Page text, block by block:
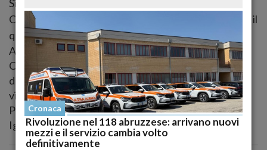
Si terrà sabato 21 marzo alle ore 9.30 presso l’Hotel
Canadian, strada statale 17 località Casermette (Aq), il
quinto congresso regionale dell’Italia dei Valori.
Alla manifestazione parteciperanno, tra gli altri, il
Commissario regionale e responsabile nazionale
dell'organizzazione Luciano Pisanello e il
vicepresidente del Consiglio regionale Lucrezio
Paolini. Previsto intervento del segretario nazionale
Ignazio Messina.
Cronaca
Rivoluzione nel 118 abruzzese: arrivano nuovi
mezzi e il servizio cambia volto
definitivamente